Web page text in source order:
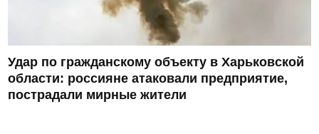
Удар по гражданскому объекту в Харьковской
области: россияне атаковали предприятие,
пострадали мирные жители